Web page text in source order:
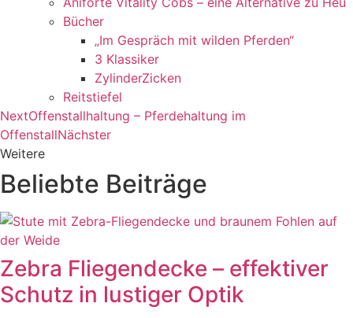
Bücher
„Im Gespräch mit wilden Pferden“
3 Klassiker
ZylinderZicken
Reitstiefel
NextOffenstallhaltung – Pferdehaltung im
OffenstallNächster
Weitere
Beliebte Beiträge
Zebra Fliegendecke – effektiver
Schutz in lustiger Optik